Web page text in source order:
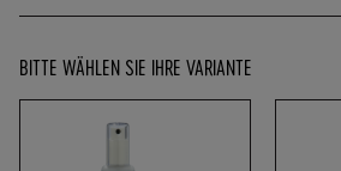
0
P
O
BITTE WÄHLEN SIE IHRE VARIANTE